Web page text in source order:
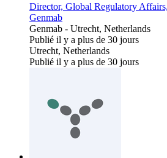
Director, Global Regulatory
Genmab
Genmab - Utrecht, Netherlands
Publié il y a plus de 30 jours
Utrecht, Netherlands
Publié il y a plus de 30 jours